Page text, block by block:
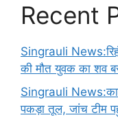
Recent
Singrauli
की मौत युवक का शव
Singrauli
पकड़ा तूल, जांच टीम